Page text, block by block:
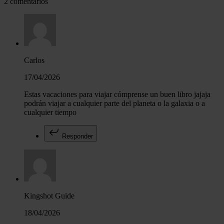
Carlos
17/04/2026
Estas vacaciones para viajar cómprense un buen libro jajaja
podrán viajar a cualquier parte del planeta o la galaxia o a
cualquier tiempo
Responder
Kingshot Guide
18/04/2026